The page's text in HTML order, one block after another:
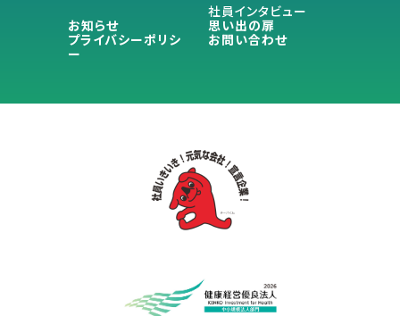
社員インタビュー
お知らせ
思い出の扉
プライバシーポリシ
ー
お問い合わせ